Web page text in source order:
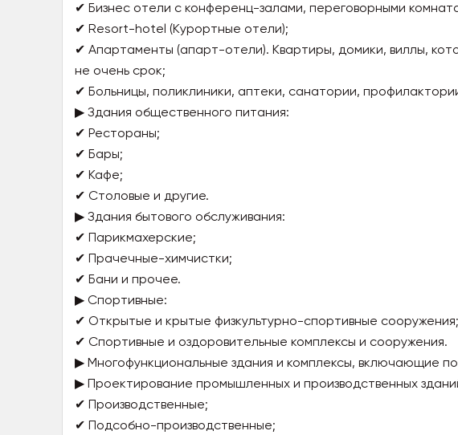
✔ Бизнес отели с конференц-залами, переговорными
✔ Resort-hotel (Курортные отели);
✔ Апартаменты (апарт-отели). Квартиры, домики, виллы,
не очень срок;
✔ Больницы, поликлиники, аптеки, санатории,
▶ Здания общественного питания:
✔ Рестораны;
✔ Бары;
✔ Кафе;
✔ Столовые и другие.
▶ Здания бытового обслуживания:
✔ Парикмахерские;
✔ Прачечные-химчистки;
✔ Бани и прочее.
▶ Спортивные:
✔ Открытые и крытые физкультурно-спортивные сооружения;
✔ Спортивные и оздоровительные комплексы и сооружения.
▶ Многофункциональные здания и комплексы, включающие
▶ Проектирование промышленных и производственных
✔ Производственные;
✔ Подсобно-производственные;